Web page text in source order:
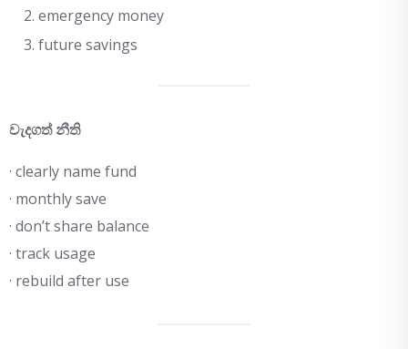
emergency money
future savings
වැදගත් නීති
· clearly name fund
· monthly save
· don’t share balance
· track usage
· rebuild after use